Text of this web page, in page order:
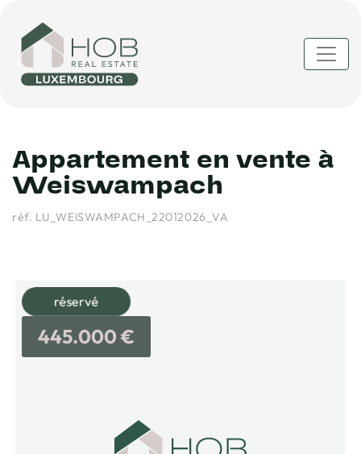
Appartement en vente à
Weiswampach
réf. LU_WEISWAMPACH_22012026_VA
réservé
445.000 €